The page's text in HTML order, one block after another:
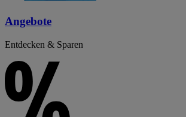
Angebote
Entdecken & Sparen